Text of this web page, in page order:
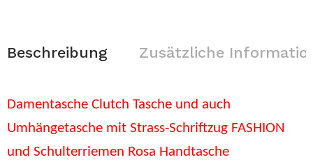
Beschreibung Zusätzliche
Damentasche Clutch Tasche und auch
Umhängetasche mit Strass-Schriftzug FASHION
und Schulterriemen Rosa Handtasche